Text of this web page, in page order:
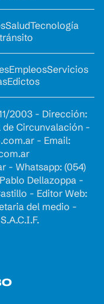
SaludTecnología
EmpleosServicios
Edictos
2003 - Dirección:
de Circunvalación -
- Email:
- Whatsapp: (054)
Dellazoppa -
- Editor Web:
del medio -